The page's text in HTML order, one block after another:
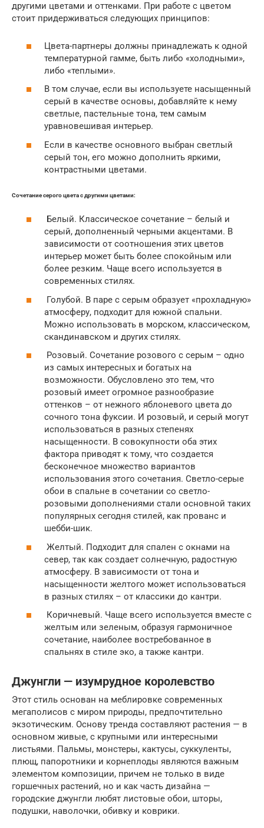
другими цветами и оттенками. При работе с цветом
стоит придерживаться следующих принципов:
Цвета-партнеры должны принадлежать к одной
температурной гамме, быть либо «холодными»,
либо «теплыми».
В том случае, если вы используете насыщенный
серый в качестве основы, добавляйте к нему
светлые, пастельные тона, тем самым
уравновешивая интерьер.
Если в качестве основного выбран светлый
серый тон, его можно дополнить яркими,
контрастными цветами.
Сочетание серого цвета с другими цветами:
Белый. Классическое сочетание – белый и
серый, дополненный черными акцентами. В
зависимости от соотношения этих цветов
интерьер может быть более спокойным или
более резким. Чаще всего используется в
современных стилях.
Голубой. В паре с серым образует «прохладную»
атмосферу, подходит для южной спальни.
Можно использовать в морском, классическом,
скандинавском и других стилях.
Розовый. Сочетание розового с серым – одно
из самых интересных и богатых на
возможности. Обусловлено это тем, что
розовый имеет огромное разнообразие
оттенков – от нежного яблоневого цвета до
сочного тона фуксии. И розовый, и серый могут
использоваться в разных степенях
насыщенности. В совокупности оба этих
фактора приводят к тому, что создается
бесконечное множество вариантов
использования этого сочетания. Светло-серые
обои в спальне в сочетании со светло-
розовыми дополнениями стали основной таких
популярных сегодня стилей, как прованс и
шебби-шик.
Желтый. Подходит для спален с окнами на
север, так как создает солнечную, радостную
атмосферу. В зависимости от тона и
насыщенности желтого может использоваться
в разных стилях – от классики до кантри.
Коричневый. Чаще всего используется вместе с
желтым или зеленым, образуя гармоничное
сочетание, наиболее востребованное в
спальнях в стиле эко, а также кантри.
Джунгли — изумрудное королевство
Этот стиль основан на меблировке современных
мегаполисов с миром природы, предпочтительно
экзотическим. Основу тренда составляют растения — в
основном живые, с крупными или интересными
листьями. Пальмы, монстеры, кактусы, суккуленты,
плющ, папоротники и корнеплоды являются важным
элементом композиции, причем не только в виде
горшечных растений, но и как часть дизайна —
городские джунгли любят листовые обои, шторы,
подушки, наволочки, обивку и коврики.